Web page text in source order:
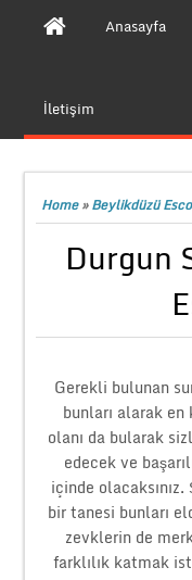
Anasayfa
İletişim
Home»Beylikdüzü
Durgun
Gerekli bulunan
bunları alarak
olanı da bularak
edecek ve
içinde
bir tanesi bunları
zevklerin de
farklılık katmak